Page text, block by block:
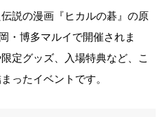
説の漫画『ヒカルの碁』の原
・博多マルイで開催されま
定グッズ、入場特典など、こ
ったイベントです。